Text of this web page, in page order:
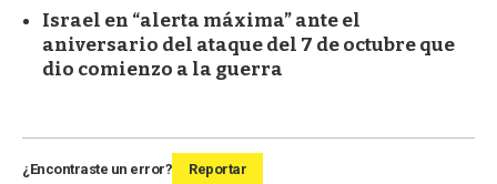
Israel en “alerta máxima” ante el
aniversario del ataque del 7 de octubre que
dio comienzo a la guerra
¿Encontraste un error? Reportar